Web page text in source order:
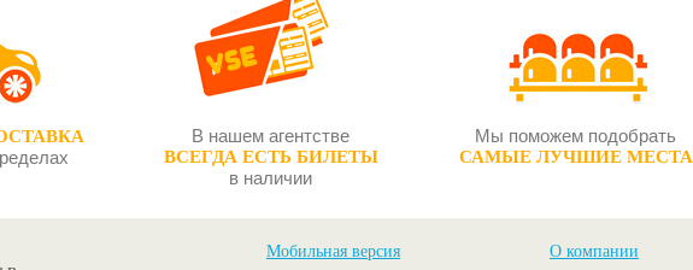
В нашем агентстве
ВСЕГДА ЕСТЬ БИЛЕТЫ
в наличии
Мы поможем подобрать
САМЫЕ ЛУЧШИЕ МЕСТА
Мобильная версия О компании